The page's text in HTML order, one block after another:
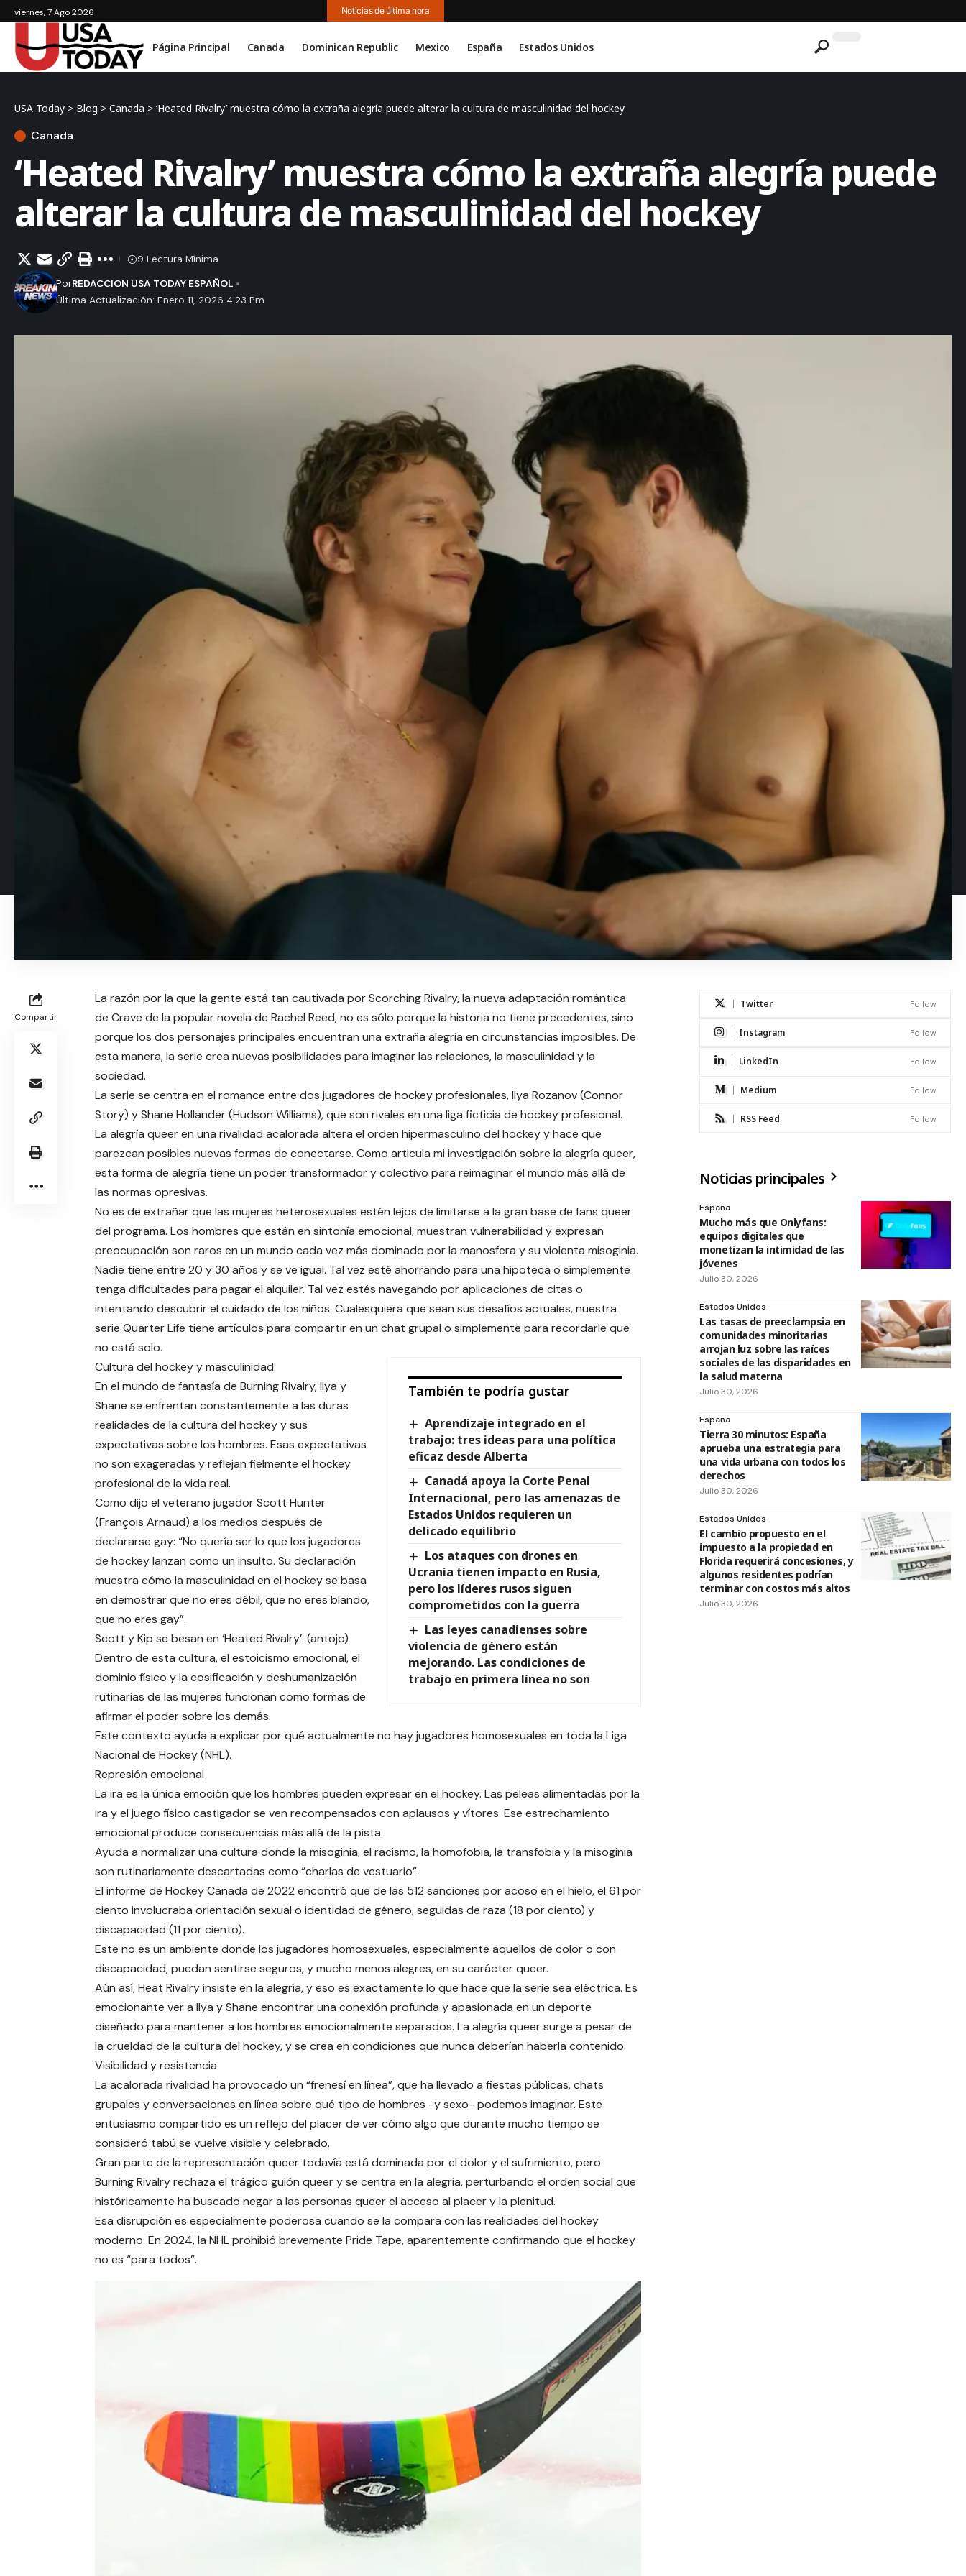
viernes, 7 Ago 2026 Noticias de última hora
Página Principal Canada Dominican Republic Mexico España Estados Unidos
USA Today > Blog > Canada > ‘Heated Rivalry’ muestra cómo la extraña alegría puede alterar la cultura de masculinidad del hockey
Canada
‘Heated Rivalry’ muestra cómo la extraña alegría puede
alterar la cultura de masculinidad del hockey
Última Actualización: Enero 11, 2026 4:23 Pm
PorREDACCION USA TODAY ESPAÑOL
9 Lectura Mínima
Compartir
La razón por la que la gente está tan cautivada por Scorching Rivalry, la nueva adaptación romántica
de Crave de la popular novela de Rachel Reed, no es sólo porque la historia no tiene precedentes, sino
porque los dos personajes principales encuentran una extraña alegría en circunstancias imposibles. De
esta manera, la serie crea nuevas posibilidades para imaginar las relaciones, la masculinidad y la
sociedad.
La serie se centra en el romance entre dos jugadores de hockey profesionales, Ilya Rozanov (Connor
Story) y Shane Hollander (Hudson Williams), que son rivales en una liga ficticia de hockey profesional.
La alegría queer en una rivalidad acalorada altera el orden hipermasculino del hockey y hace que
parezcan posibles nuevas formas de conectarse. Como articula mi investigación sobre la alegría queer,
esta forma de alegría tiene un poder transformador y colectivo para reimaginar el mundo más allá de
las normas opresivas.
No es de extrañar que las mujeres heterosexuales estén lejos de limitarse a la gran base de fans queer
del programa. Los hombres que están en sintonía emocional, muestran vulnerabilidad y expresan
preocupación son raros en un mundo cada vez más dominado por la manosfera y su violenta misoginia.
Nadie tiene entre 20 y 30 años y se ve igual. Tal vez esté ahorrando para una hipoteca o simplemente
tenga dificultades para pagar el alquiler. Tal vez estés navegando por aplicaciones de citas o
intentando descubrir el cuidado de los niños. Cualesquiera que sean sus desafíos actuales, nuestra
serie Quarter Life tiene artículos para compartir en un chat grupal o simplemente para recordarle que
no está solo.
También te podría gustar
Aprendizaje integrado en el
trabajo: tres ideas para una política
eficaz desde Alberta
Canadá apoya la Corte Penal
Internacional, pero las amenazas de
Estados Unidos requieren un
delicado equilibrio
Los ataques con drones en
Ucrania tienen impacto en Rusia,
pero los líderes rusos siguen
comprometidos con la guerra
Las leyes canadienses sobre
violencia de género están
mejorando. Las condiciones de
trabajo en primera línea no son
Cultura del hockey y masculinidad.
En el mundo de fantasía de Burning Rivalry, Ilya y
Shane se enfrentan constantemente a las duras
realidades de la cultura del hockey y sus
expectativas sobre los hombres. Esas expectativas
no son exageradas y reflejan fielmente el hockey
profesional de la vida real.
Como dijo el veterano jugador Scott Hunter
(François Arnaud) a los medios después de
declararse gay: “No quería ser lo que los jugadores
de hockey lanzan como un insulto. Su declaración
muestra cómo la masculinidad en el hockey se basa
en demostrar que no eres débil, que no eres blando,
que no eres gay”.
Scott y Kip se besan en ‘Heated Rivalry’. (antojo)
Dentro de esta cultura, el estoicismo emocional, el
dominio físico y la cosificación y deshumanización
rutinarias de las mujeres funcionan como formas de
afirmar el poder sobre los demás.
Este contexto ayuda a explicar por qué actualmente no hay jugadores homosexuales en toda la Liga
Nacional de Hockey (NHL).
Represión emocional
La ira es la única emoción que los hombres pueden expresar en el hockey. Las peleas alimentadas por la
ira y el juego físico castigador se ven recompensados ​​con aplausos y vítores. Ese estrechamiento
emocional produce consecuencias más allá de la pista.
Ayuda a normalizar una cultura donde la misoginia, el racismo, la homofobia, la transfobia y la misoginia
son rutinariamente descartadas como “charlas de vestuario”.
El informe de Hockey Canada de 2022 encontró que de las 512 sanciones por acoso en el hielo, el 61 por
ciento involucraba orientación sexual o identidad de género, seguidas de raza (18 por ciento) y
discapacidad (11 por ciento).
Este no es un ambiente donde los jugadores homosexuales, especialmente aquellos de color o con
discapacidad, puedan sentirse seguros, y mucho menos alegres, en su carácter queer.
Aún así, Heat Rivalry insiste en la alegría, y eso es exactamente lo que hace que la serie sea eléctrica. Es
emocionante ver a Ilya y Shane encontrar una conexión profunda y apasionada en un deporte
diseñado para mantener a los hombres emocionalmente separados. La alegría queer surge a pesar de
la crueldad de la cultura del hockey, y se crea en condiciones que nunca deberían haberla contenido.
Visibilidad y resistencia
La acalorada rivalidad ha provocado un “frenesí en línea”, que ha llevado a fiestas públicas, chats
grupales y conversaciones en línea sobre qué tipo de hombres -y sexo- podemos imaginar. Este
entusiasmo compartido es un reflejo del placer de ver cómo algo que durante mucho tiempo se
consideró tabú se vuelve visible y celebrado.
Gran parte de la representación queer todavía está dominada por el dolor y el sufrimiento, pero
Burning Rivalry rechaza el trágico guión queer y se centra en la alegría, perturbando el orden social que
históricamente ha buscado negar a las personas queer el acceso al placer y la plenitud.
Esa disrupción es especialmente poderosa cuando se la compara con las realidades del hockey
moderno. En 2024, la NHL prohibió brevemente Pride Tape, aparentemente confirmando que el hockey
no es “para todos”.
Twitter Follow
Instagram Follow
LinkedIn Follow
Medium Follow
RSS Feed Follow
Noticias principales
España
Mucho más que Onlyfans:
equipos digitales que
monetizan la intimidad de las
jóvenes
Julio 30, 2026
Estados Unidos
Las tasas de preeclampsia en
comunidades minoritarias
arrojan luz sobre las raíces
sociales de las disparidades en
la salud materna
Julio 30, 2026
España
Tierra 30 minutos: España
aprueba una estrategia para
una vida urbana con todos los
derechos
Julio 30, 2026
Estados Unidos
El cambio propuesto en el
impuesto a la propiedad en
Florida requerirá concesiones, y
algunos residentes podrían
terminar con costos más altos
Julio 30, 2026